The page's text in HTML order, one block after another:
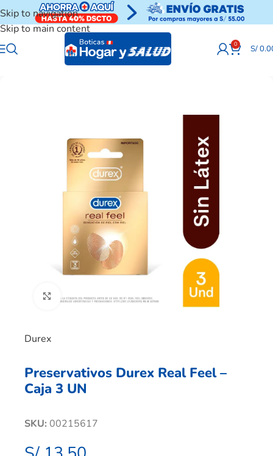
Skip to navigation
Skip to main content
0 S/
Clic para ampliar
Durex
Preservativos Durex Real Feel –
Caja 3 UN
SKU: 00215617